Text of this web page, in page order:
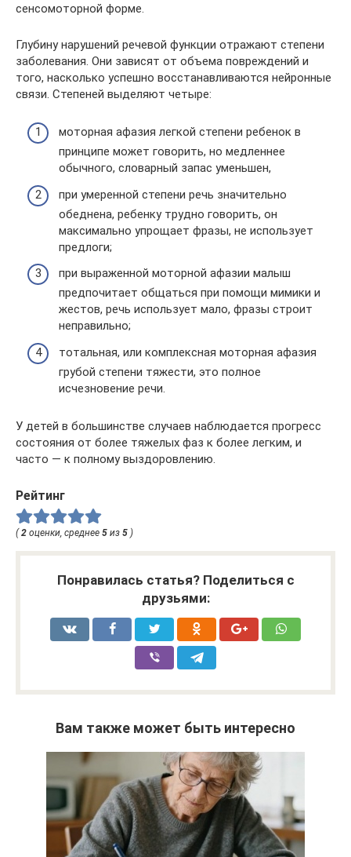
сенсомоторной форме.
Глубину нарушений речевой функции отражают степени
заболевания. Они зависят от объема повреждений и
того, насколько успешно восстанавливаются нейронные
связи. Степеней выделяют четыре:
моторная афазия легкой степени ребенок в
принципе может говорить, но медленнее
обычного, словарный запас уменьшен,
при умеренной степени речь значительно
обеднена, ребенку трудно говорить, он
максимально упрощает фразы, не использует
предлоги;
при выраженной моторной афазии малыш
предпочитает общаться при помощи мимики и
жестов, речь использует мало, фразы строит
неправильно;
тотальная, или комплексная моторная афазия
грубой степени тяжести, это полное
исчезновение речи.
У детей в большинстве случаев наблюдается прогресс
состояния от более тяжелых фаз к более легким, и
часто — к полному выздоровлению.
Рейтинг
(2 оценки, среднее 5 из 5 )
Понравилась статья? Поделиться с
друзьями:
Вам также может быть интересно